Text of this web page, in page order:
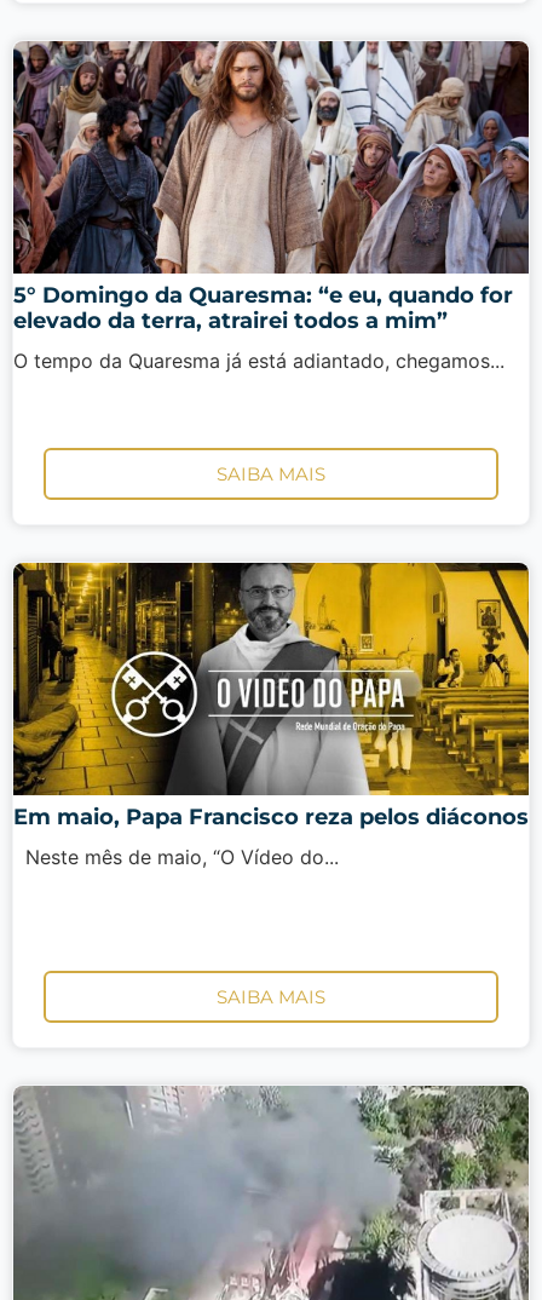
5° Domingo da Quaresma: “e eu, quando for
elevado da terra, atrairei todos a mim”
O tempo da Quaresma já está adiantado, chegamos...
SAIBA MAIS
Em maio, Papa Francisco reza pelos diáconos
Neste mês de maio, “O Vídeo do...
SAIBA MAIS